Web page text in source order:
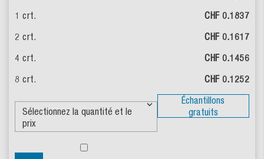
CHF 0.1837
CHF 0.1617
CHF 0.1456
CHF 0.1252
Échantillons
gratuits